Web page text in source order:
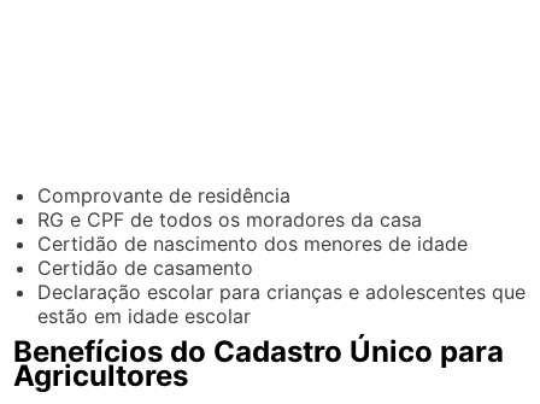
Comprovante de residência
RG e CPF de todos os moradores da casa
Certidão de nascimento dos menores de idade
Certidão de casamento
Declaração escolar para crianças e adolescentes que
estão em idade escolar
Benefícios do Cadastro Único para
Agricultores